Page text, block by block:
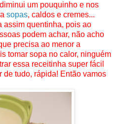
um pouquinho e nos
sopas, caldos e cremes...
assim quentinha, pois ao
podem achar, não acho
precisa ao menor a
tomar sopa no calor, ninguém
essa receitinha super fácil
de tudo, rápida! Então vamos